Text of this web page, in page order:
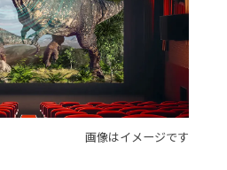
画像はイメージです